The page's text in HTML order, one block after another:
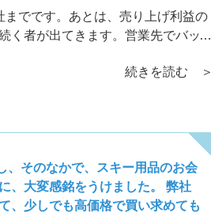
でです。あとは、売り上げ利益の
く者が出てきます。営業先でバッテ
赤字でも仕事を勝ち取り、どこで利
けません。これはいち営業マンには
続きを読む ＞
、そのなかで、スキー用品のお会
、大変感銘をうけました。 弊社
、少しでも高価格で買い求めても